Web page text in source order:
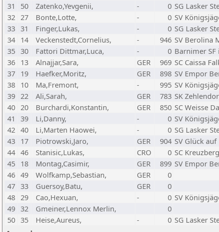
31
50 Zatenko,Yevgenii, - 0 SG Lasker
32 27 Bonte,Lotte, - 0 SV
33 31 Finger,Lukas, - 0 SG Lasker
34 14 Veckenstedt,Cornelius, - 946 SV Berolina
35 30 Fattori Dittmar,Luca, - 0 Barnimer SF
36 13 Alnajjar,Sara, GER 969 SC Caissa
37 19 Haefker,Moritz, GER 898 SV Empor
38 10 Ma,Fremont, - 995 SV
39 22 Ali,Sarah, GER 783 SK
40 20 Burchardi,Konstantin, GER 850 SC Weisse
41
39 Li,Danny, - 0 SV
42 40 Li,Marten Haowei, - 0 SG Lasker
43 17 Piotrowski,Jaro, GER 904 SV Glück
44 46 Stanisic,Lukas, CRO 0 SC
45 18 Montag,Casimir, GER 899 SV Empor
46 49 Wolfkamp,Sebastian, GER
0
47 33 Guersoy,Batu, GER
0
48 29 Cao,Hexuan, - 0 SV
49 32 Gmeiner,Lennox Merlin,
0
50 35 Heise,Aureus, - 0 SG Lasker